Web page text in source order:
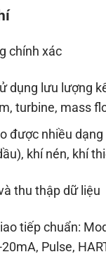
chính xác
dụng lưu lượng
turbine, mass
được nhiều dạng
khí nén, khí
thu thập dữ liệu
tiếp chuẩn:
Pulse,